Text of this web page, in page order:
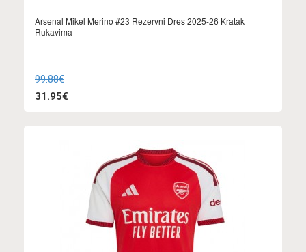
Arsenal Mikel Merino #23 Rezervni Dres 2025-26 Kratak
Rukavima
99.88€
31.95€